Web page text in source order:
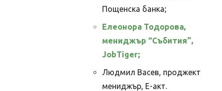
Пощенска банка;
Елеонора Тодорова,
мениджър “Събития”,
JobTiger;
Людмил Васев, проджект
мениджър, Е-акт.